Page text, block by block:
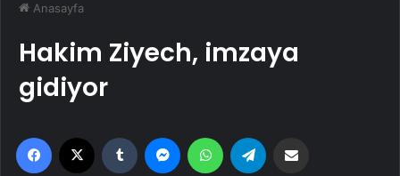
Anasayfa
Hakim Ziyech, imzaya
gidiyor
Facebook Tumblr MessengerWhatsApp